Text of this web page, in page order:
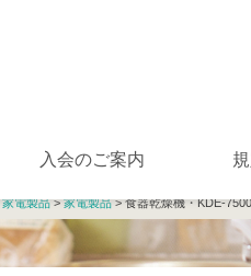
入会のご案内
家電製品>家電製品> 食器乾燥機・KDE-7500